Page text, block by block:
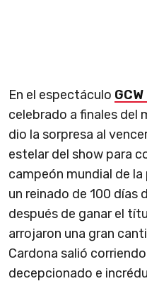
En el espectáculo
celebrado a finales del
dio la sorpresa al
estelar del show para
campeón mundial de
un reinado de 100 días
después de ganar el
arrojaron una gran
Cardona salió
decepcionado e